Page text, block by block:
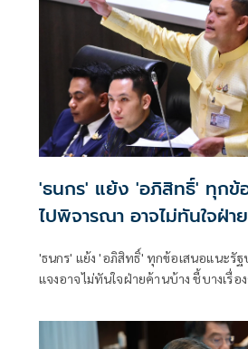
'ธนกร' แย้ง 'อภิสิทธิ์' ทุกข้
ไปพิจารณา อาจไม่ทันใจฝ่า
'ธนกร' แย้ง 'อภิสิทธิ์' ทุกข้อเสนอแนะรั
แจงอาจไม่ทันใจฝ่ายค้านบ้าง ชี้บางเรื่อ